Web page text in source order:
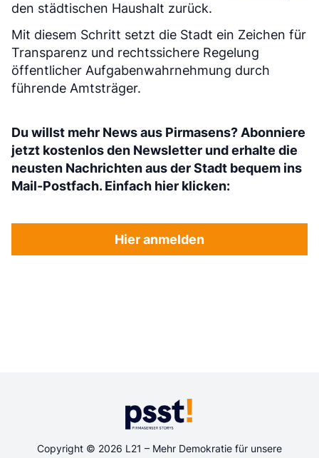
den städtischen Haushalt zurück.
Mit diesem Schritt setzt die Stadt ein Zeichen für
Transparenz und rechtssichere Regelung
öffentlicher Aufgabenwahrnehmung durch
führende Amtsträger.
Du willst mehr News aus Pirmasens? Abonniere
jetzt kostenlos den Newsletter und erhalte die
neusten Nachrichten aus der Stadt bequem ins
Mail-Postfach. Einfach hier klicken:
Hier anmelden
Copyright © 2026 L21 – Mehr Demokratie für unsere